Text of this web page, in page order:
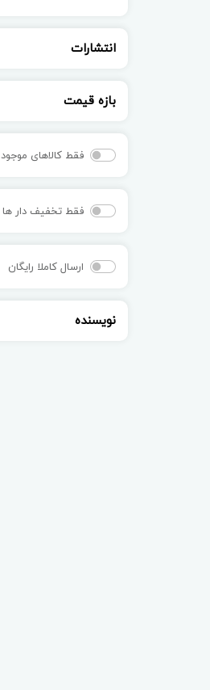
انتشارات
بازه قیمت
فقط کالاهای موجود
فقط تخفیف دار ها
ارسال کاملا رایگان
نویسنده